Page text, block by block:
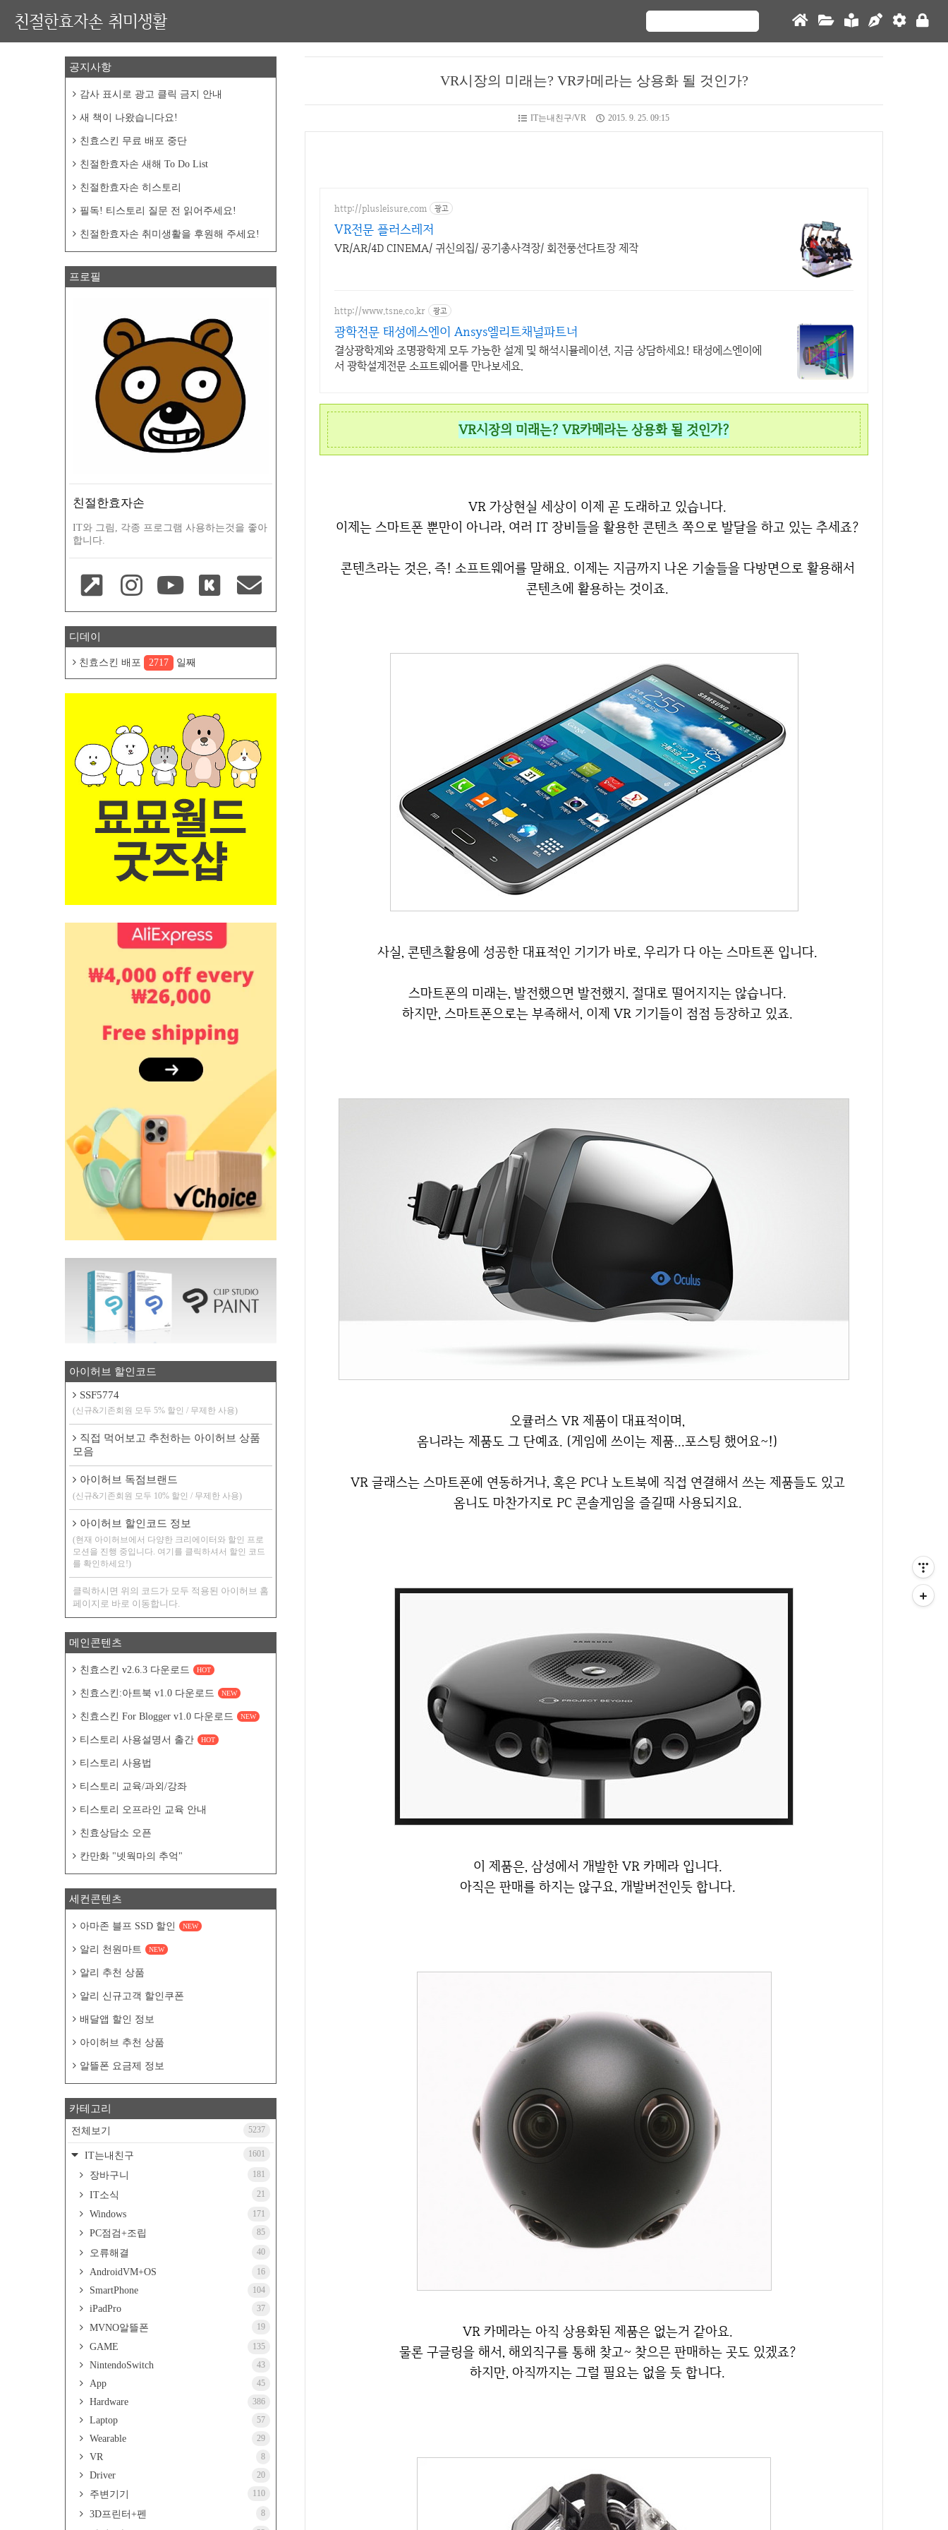
친절한효자손 취미생활
VR시장의 미래는? VR카메라는 상용화 될 것인가?
IT는내친구/VR 2015. 9. 25. 09:15
http://plusleisure.com 광고
VR전문 플러스레저
VR/AR/4D CINEMA/ 귀신의집/ 공기총사격장/ 회전풍선다트장 제작
http://www.tsne.co.kr 광고
광학전문 태성에스엔이 Ansys엘리트채널파트너
결상광학계와 조명광학계 모두 가능한 설계 및 해석시뮬레이션, 지금 상담하세요! 태성에스엔이에
서 광학설계전문 소프트웨어를 만나보세요.
VR시장의 미래는? VR카메라는 상용화 될 것인가?
VR 가상현실 세상이 이제 곧 도래하고 있습니다.
이제는 스마트폰 뿐만이 아니라, 여러 IT 장비들을 활용한 콘텐츠 쪽으로 발달을 하고 있는 추세죠?
콘텐츠라는 것은, 즉! 소프트웨어를 말해요. 이제는 지금까지 나온 기술들을 다방면으로 활용해서
콘텐츠에 활용하는 것이죠.
사실, 콘텐츠활용에 성공한 대표적인 기기가 바로, 우리가 다 아는 스마트폰 입니다.
스마트폰의 미래는, 발전했으면 발전했지, 절대로 떨어지지는 않습니다.
하지만, 스마트폰으로는 부족해서, 이제 VR 기기들이 점점 등장하고 있죠.
오큘러스 VR 제품이 대표적이며,
옴니라는 제품도 그 단예죠. (게임에 쓰이는 제품...포스팅 했어요~!)
VR 글래스는 스마트폰에 연동하거나, 혹은 PC나 노트북에 직접 연결해서 쓰는 제품들도 있고
옴니도 마찬가지로 PC 콘솔게임을 즐길때 사용되지요.
이 제품은, 삼성에서 개발한 VR 카메라 입니다.
아직은 판매를 하지는 않구요, 개발버전인듯 합니다.
VR 카메라는 아직 상용화된 제품은 없는거 같아요.
물론 구글링을 해서, 해외직구를 통해 찾고~ 찾으믄 판매하는 곳도 있겠죠?
하지만, 아직까지는 그럴 필요는 없을 듯 합니다.
공지사항
감사 표시로 광고 클릭 금지 안내
새 책이 나왔습니다요!
친효스킨 무료 배포 중단
친절한효자손 새해 To Do List
친절한효자손 히스토리
필독! 티스토리 질문 전 읽어주세요!
친절한효자손 취미생활을 후원해 주세요!
프로필
친절한효자손
IT와 그림, 각종 프로그램 사용하는것을 좋아
합니다.
디데이
친효스킨 배포 2717 일째
아이허브 할인코드
SSF5774
(신규&기존회원 모두 5% 할인 / 무제한 사용)
직접 먹어보고 추천하는 아이허브 상품
모음
아이허브 독점브랜드
(신규&기존회원 모두 10% 할인 / 무제한 사용)
아이허브 할인코드 정보
(현재 아이허브에서 다양한 크리에이터와 할인 프로
모션을 진행 중입니다. 여기를 클릭하셔서 할인 코드
를 확인하세요!)
클릭하시면 위의 코드가 모두 적용된 아이허브 홈
페이지로 바로 이동합니다.
메인콘텐츠
친효스킨 v2.6.3 다운로드 HOT
친효스킨:아트북 v1.0 다운로드 NEW
친효스킨 For Blogger v1.0 다운로드 NEW
티스토리 사용설명서 출간 HOT
티스토리 사용법
티스토리 교육/과외/강좌
티스토리 오프라인 교육 안내
친효상담소 오픈
칸만화 "넷웍마의 추억"
세컨콘텐츠
아마존 블프 SSD 할인 NEW
알리 천원마트 NEW
알리 추천 상품
알리 신규고객 할인쿠폰
배달앱 할인 정보
아이허브 추천 상품
알뜰폰 요금제 정보
카테고리
전체보기 5237
IT는내친구 1601
장바구니 181
IT소식 21
Windows 171
PC점검+조립 85
오류해결 40
AndroidVM+OS 16
SmartPhone 104
iPadPro 37
MVNO알뜰폰 19
GAME 135
NintendoSwitch 43
App 45
Hardware 386
Laptop 57
Wearable 29
VR 8
Driver 20
주변기기 110
3D프린터+펜 8